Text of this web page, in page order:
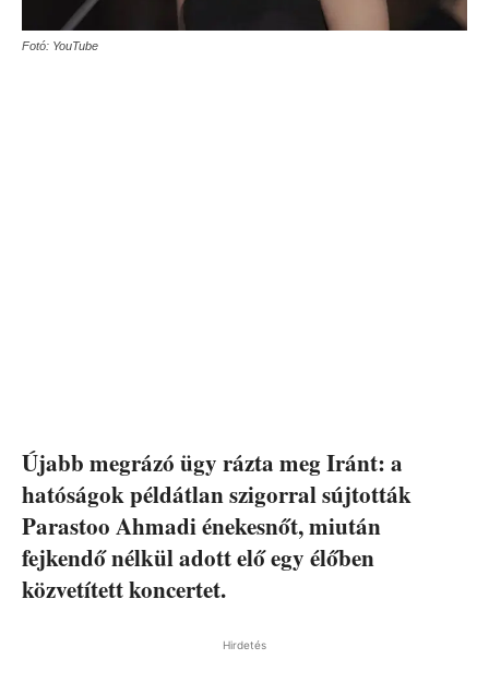
Fotó: YouTube
Újabb megrázó ügy rázta meg Iránt: a
hatóságok példátlan szigorral sújtották
Parastoo Ahmadi énekesnőt, miután
fejkendő nélkül adott elő egy élőben
közvetített koncertet.
Hirdetés